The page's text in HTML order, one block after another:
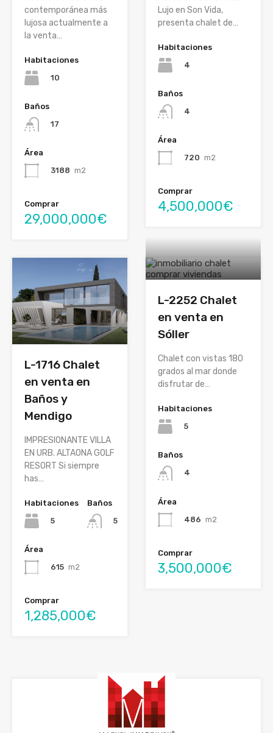
contemporánea más
lujosa actualmente a
la venta…
Habitaciones
10
Baños
17
Área
3188 m2
Comprar
29,000,000€
Lujo en Son Vida,
presenta chalet de…
Habitaciones
4
Baños
4
Área
720 m2
Comprar
4,500,000€
L-1716 Chalet
en venta en
Baños y
Mendigo
IMPRESIONANTE VILLA
EN URB. ALTAONA GOLF
RESORT Si siempre
has…
Habitaciones
5
Baños
5
Área
615 m2
Comprar
1,285,000€
L-2252 Chalet
en venta en
Sóller
Chalet con vistas 180
grados al mar donde
disfrutar de…
Habitaciones
5
Baños
4
Área
486 m2
Comprar
3,500,000€